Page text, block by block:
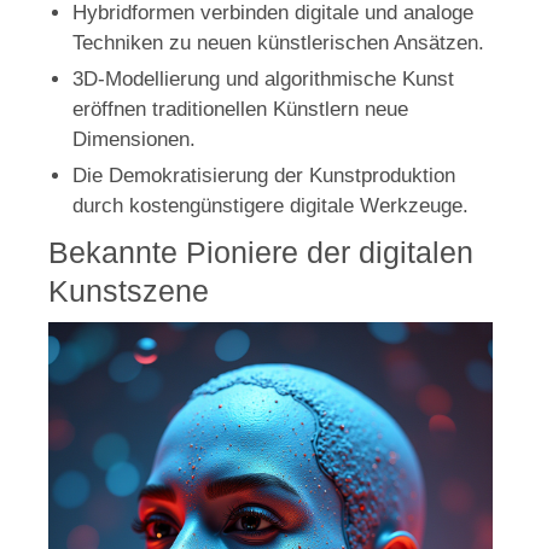
Hybridformen verbinden digitale und analoge
Techniken zu neuen künstlerischen Ansätzen.
3D-Modellierung und algorithmische Kunst
eröffnen traditionellen Künstlern neue
Dimensionen.
Die Demokratisierung der Kunstproduktion
durch kostengünstigere digitale Werkzeuge.
Bekannte Pioniere der digitalen
Kunstszene